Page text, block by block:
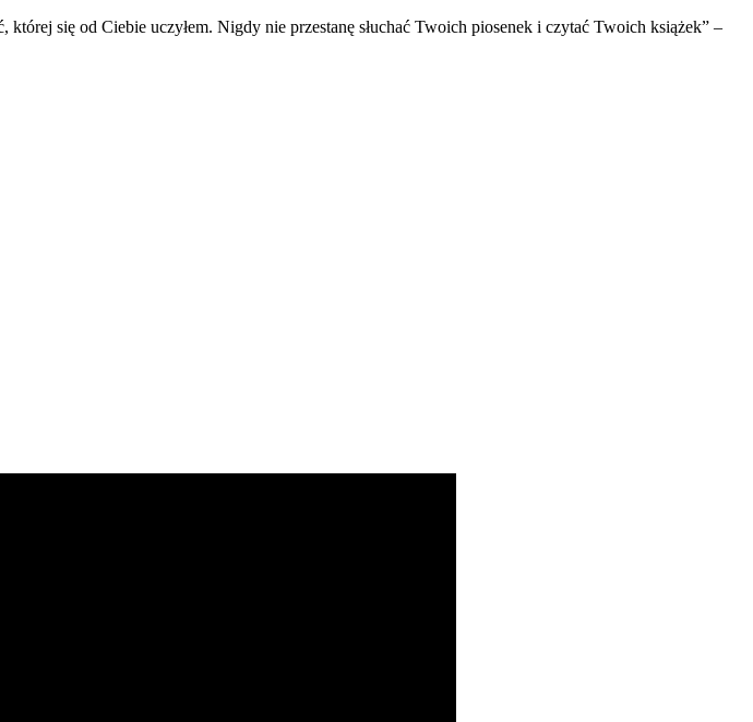
się od Ciebie uczyłem. Nigdy nie przestanę słuchać Twoich piosenek i czytać Twoich książek” –